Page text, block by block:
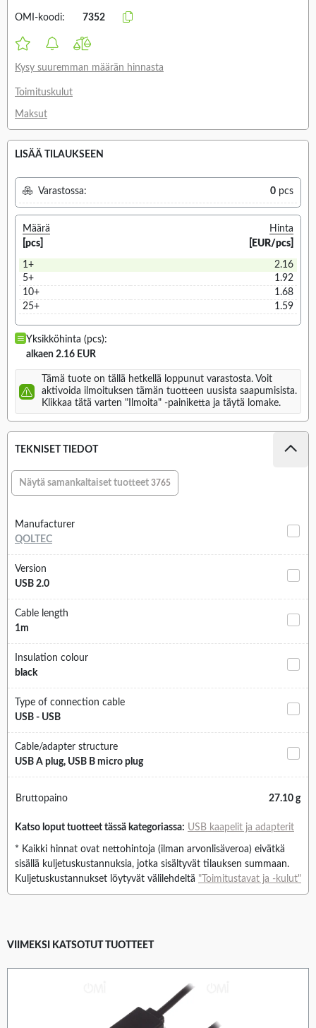
OMI-koodi: 7352
Kysy suuremman määrän hinnasta
Toimituskulut
Maksut
LISÄÄ TILAUKSEEN
Varastossa: 0 pcs
Määrä
[pcs]
Hinta
[EUR/pcs]
1+
2.16
5+
1.92
10+
1.68
25+
1.59
Yksikköhinta (pcs):
alkaen 2.16 EUR
Tämä tuote on tällä hetkellä loppunut varastosta. Voit
aktivoida ilmoituksen tämän tuotteen uusista saapumisista.
Klikkaa tätä varten "Ilmoita" -painiketta ja täytä lomake.
TEKNISET TIEDOT
Näytä samankaltaiset tuotteet 3765
Manufacturer
QOLTEC
Version
USB 2.0
Cable length
1m
Insulation colour
black
Type of connection cable
USB - USB
Cable/adapter structure
USB A plug, USB B micro plug
Bruttopaino 27.10 g
Katso loput tuotteet tässä kategoriassa: USB kaapelit ja adapterit
* Kaikki hinnat ovat nettohintoja (ilman arvonlisäveroa) eivätkä
sisällä kuljetuskustannuksia, jotka sisältyvät tilauksen summaan.
Kuljetuskustannukset löytyvät välilehdeltä "Toimitustavat ja -kulut"
VIIMEKSI KATSOTUT TUOTTEET